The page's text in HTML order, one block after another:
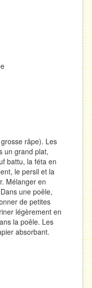
râpe). Les
un grand plat,
battu, la féta en
le persil et la
Mélanger en
une poêle,
de petites
légèrement en
la poêle. Les
absorbant.